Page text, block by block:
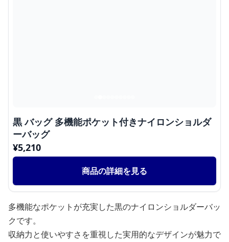
黒 バッグ 多機能ポケット付きナイロンショルダ
ーバッグ
¥5,210
商品の詳細を見る
多機能なポケットが充実した黒のナイロンショルダーバッ
クです。
収納力と使いやすさを重視した実用的なデザインが魅力で